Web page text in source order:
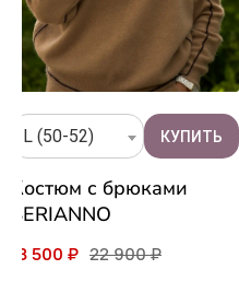
L (50-52)
Костюм с брюками
SERIANNO
18 500 ₽ 22 900 ₽